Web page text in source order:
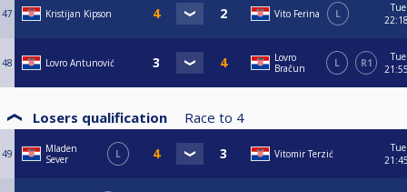
47 Kristijan Kipson Vito Ferina L
Tue
48 Lovro Antunović
Lovro
Bračun
L R1
Tue
Losers qualification Race to 4
49
Mladen
Sever
L Vitomir Terzić
Tue